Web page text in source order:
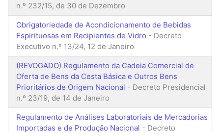
n.º 232/15, de 30 de Dezembro
Obrigatoriedade de Acondicionamento de Bebidas
Espirituosas em Recipientes de Vidro - Decreto
Executivo n.º 13/24, 12 de Janeiro
(REVOGADO) Regulamento da Cadeia Comercial de
Oferta de Bens da Cesta Básica e Outros Bens
Prioritários de Origem Nacional - Decreto Presidencial
n.º 23/19, de 14 de Janeiro
Regulamento de Análises Laboratoriais de Mercadorias
Importadas e de Produção Nacional - Decreto